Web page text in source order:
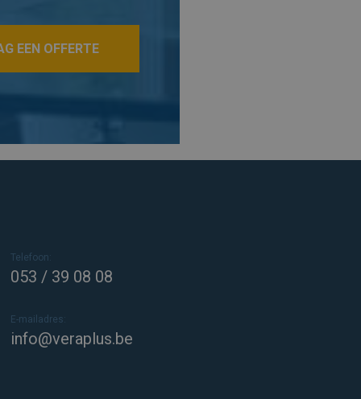
EEN OFFERTE
Telefoon:
053 / 39 08 08
E-mailadres:
info@veraplus.be